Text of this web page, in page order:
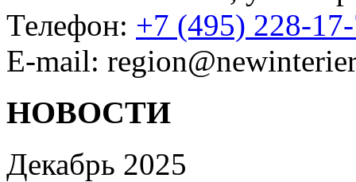
Телефон: +7 (495) 228-
E-mail:
НОВОСТИ
Декабрь 2025